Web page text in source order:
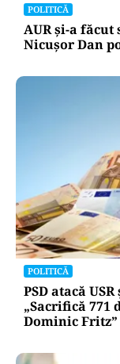
POLITICĂ
AUR și-a făcut
Nicușor Dan
POLITICĂ
PSD atacă
„Sacrifică 771
Dominic Fritz”